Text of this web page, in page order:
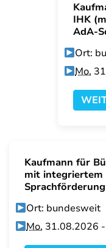
IHK
AdA-
Ort:
Mo.
Kaufmann für
mit integriertem
Sprachförderung
Ort: bundesweit
Mo. 31.08.2026